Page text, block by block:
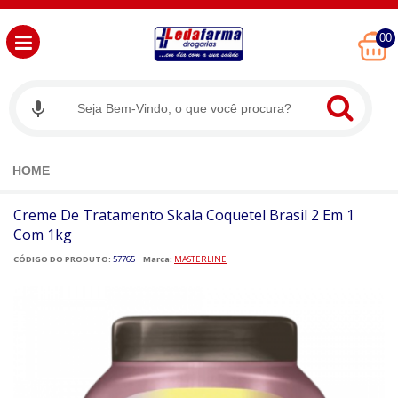
00
HOME
Creme De Tratamento Skala Coquetel Brasil 2 Em 1
Com 1kg
CÓDIGO DO PRODUTO: 57765 | Marca: MASTERLINE